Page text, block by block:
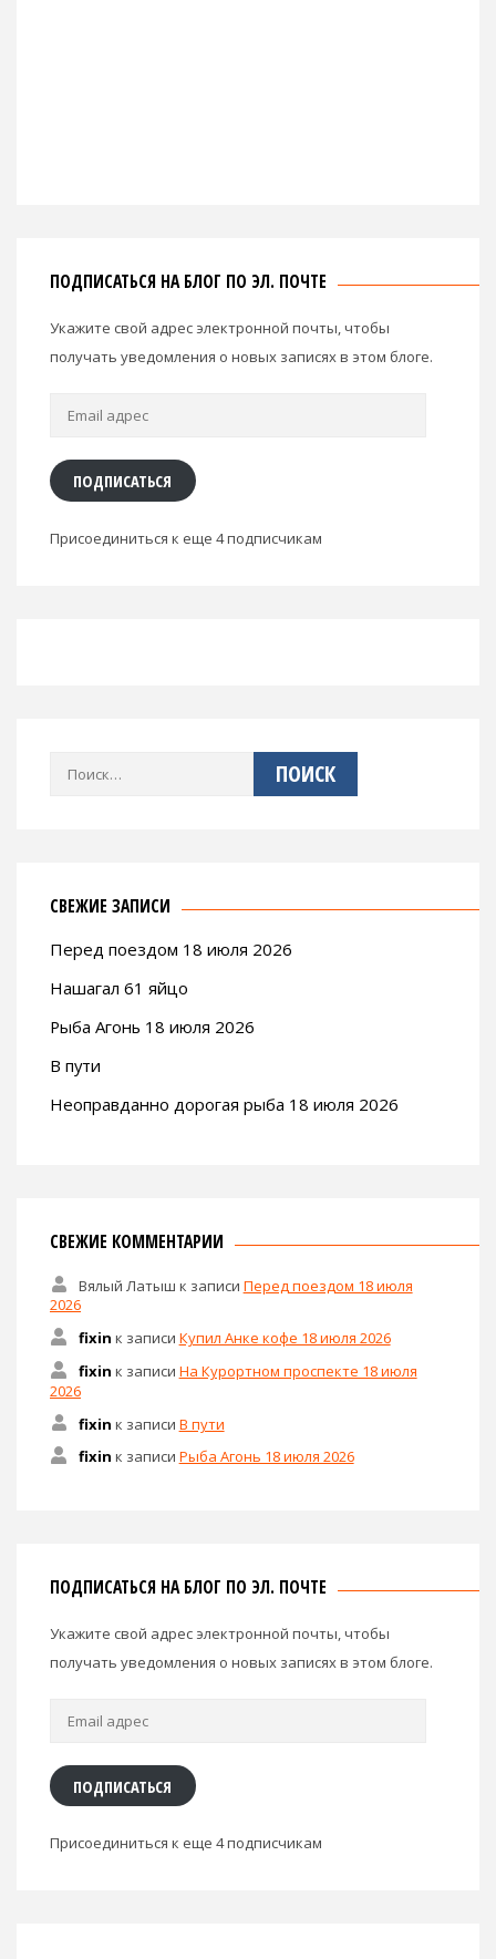
ПОДПИСАТЬСЯ НА БЛОГ ПО ЭЛ. ПОЧТЕ
Укажите свой адрес электронной почты, чтобы
получать уведомления о новых записях в этом блоге.
Email
ПОДПИСАТЬСЯ
Присоединиться к еще 4 подписчикам
Найти:
СВЕЖИЕ ЗАПИСИ
Перед поездом 18 июля 2026
Нашагал 61 яйцо
Рыба Агонь 18 июля 2026
В пути
Неоправданно дорогая рыба 18 июля 2026
СВЕЖИЕ КОММЕНТАРИИ
Вялый Латыш к записи Перед поездом 18 июля
2026
fixin к записи Купил Анке кофе 18 июля 2026
fixin к записи На Курортном проспекте 18 июля
2026
fixin к записи В пути
fixin к записи Рыба Агонь 18 июля 2026
ПОДПИСАТЬСЯ НА БЛОГ ПО ЭЛ. ПОЧТЕ
Укажите свой адрес электронной почты, чтобы
получать уведомления о новых записях в этом блоге.
Email
ПОДПИСАТЬСЯ
Присоединиться к еще 4 подписчикам